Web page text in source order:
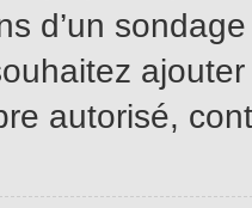
d’un
autorisé,